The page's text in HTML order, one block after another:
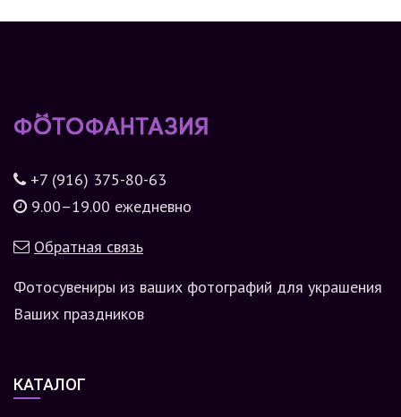
+7 (916) 375-80-63
9.00–19.00 ежедневно
Обратная связь
Фотосувениры из ваших фотографий для украшения
Ваших праздников
КАТАЛОГ